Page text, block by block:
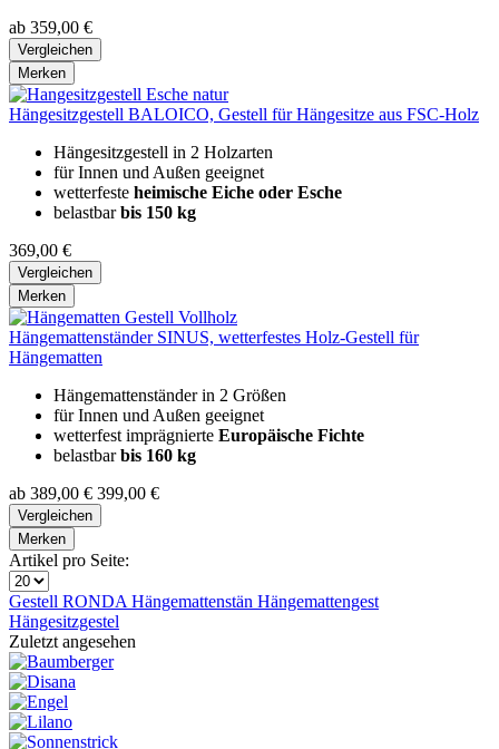
ab 359,00 €
Vergleichen
Merken
Hängesitzgestell BALOICO, Gestell für Hängesitze aus FSC-Holz
Hängesitzgestell in 2 Holzarten
für Innen und Außen geeignet
wetterfeste heimische Eiche oder Esche
belastbarbis 150 kg
369,00 €
Vergleichen
Merken
Hängemattenständer SINUS, wetterfestes Holz-Gestell für
Hängematten
Hängemattenständer in 2 Größen
für Innen und Außen geeignet
wetterfest imprägnierte Europäische Fichte
belastbarbis 160 kg
ab 389,00 € 399,00 €
Vergleichen
Merken
Artikel pro Seite:
Gestell RONDA Hängemattenstän Hängemattengest
Hängesitzgestel
Zuletzt angesehen